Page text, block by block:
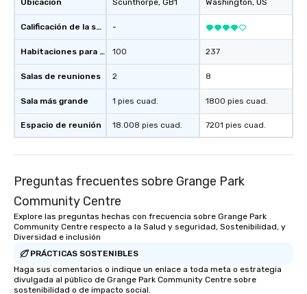
Ubicación
Calificación de la sede
Habitaciones para huéspedes
Salas de reuniones
Sala más grande
Espacio de reunión
Scunthorpe, GB1
-
100
2
1 pies cuad.
18.008 pies cuad.
Washington, US
237
8
1800 pies cuad.
7201 pies cuad.
Preguntas frecuentes sobre Grange Park
Community Centre
Explore las preguntas hechas con frecuencia sobre Grange Park
Community Centre respecto a la Salud y seguridad, Sostenibilidad, y
Diversidad e inclusión
PRÁCTICAS SOSTENIBLES
Haga sus comentarios o indique un enlace a toda meta o estrategia
divulgada al público de Grange Park Community Centre sobre
sostenibilidad o de impacto social.